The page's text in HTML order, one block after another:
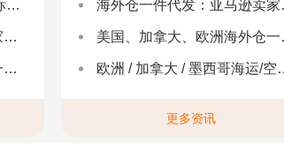
海外仓一件代发：亚马逊卖家合规履约与长效增长解决方案
美国、加拿大、欧洲海外仓一件代发
欧洲 / 加拿大 / 墨西哥海运/空运 | 多国海运一站式解决方案
更多资讯